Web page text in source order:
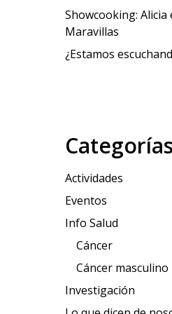
Showcooking: Alicia
Maravillas
¿Estamos
Categorías
Actividades
Eventos
Info Salud
Cáncer
Cáncer masculino
Investigación